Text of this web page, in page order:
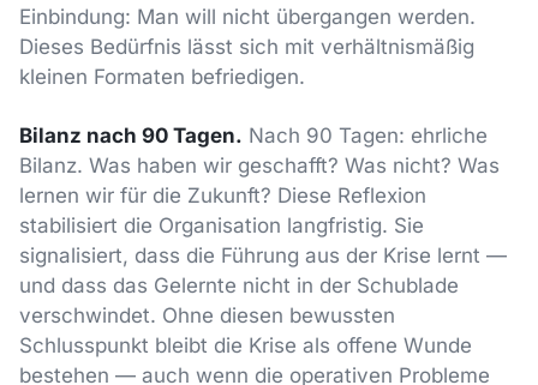
Einbindung: Man will nicht übergangen werden.
Dieses Bedürfnis lässt sich mit verhältnismäßig
kleinen Formaten befriedigen.
Bilanz nach 90 Tagen. Nach 90 Tagen: ehrliche
Bilanz. Was haben wir geschafft? Was nicht? Was
lernen wir für die Zukunft? Diese Reflexion
stabilisiert die Organisation langfristig. Sie
signalisiert, dass die Führung aus der Krise lernt —
und dass das Gelernte nicht in der Schublade
verschwindet. Ohne diesen bewussten
Schlusspunkt bleibt die Krise als offene Wunde
bestehen — auch wenn die operativen Probleme